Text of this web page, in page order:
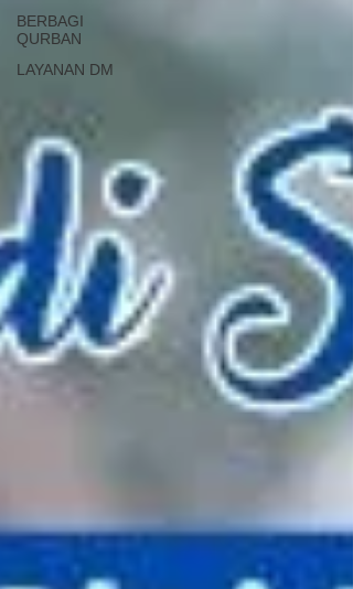
BERBAGI
QURBAN
LAYANAN DM